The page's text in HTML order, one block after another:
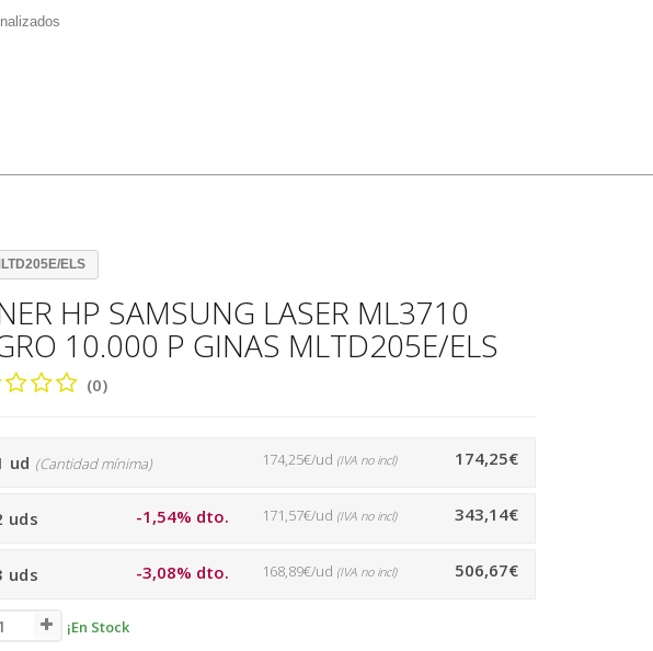
ELS
HP SAMSUNG LASER ML3710
10.000 P GINAS MLTD205E/ELS
(0)
ud (Cantidad mínima) 174,25€
174,25€/ud (IVA no incl)
uds -1,54% dto. 343,14€
171,57€/ud (IVA no incl)
uds -3,08% dto. 506,67€
168,89€/ud (IVA no incl)
¡En Stock